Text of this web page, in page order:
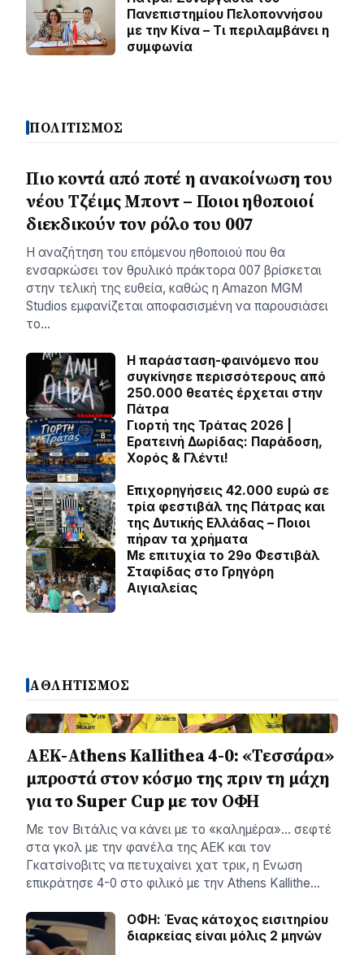
Πανεπιστημίου Πελοποννήσου
με την Κίνα – Τι περιλαμβάνει η
συμφωνία
ΠΟΛΙΤΙΣΜΟΣ
Πιο κοντά από ποτέ η ανακοίνωση του
νέου Τζέιμς Μποντ – Ποιοι ηθοποιοί
διεκδικούν τον ρόλο του 007
Η αναζήτηση του επόμενου ηθοποιού που θα
ενσαρκώσει τον θρυλικό πράκτορα 007 βρίσκεται
στην τελική της ευθεία, καθώς η Amazon MGM
Studios εμφανίζεται αποφασισμένη να παρουσιάσει
το…
Η παράσταση-φαινόμενο που
συγκίνησε περισσότερους από
250.000 θεατές έρχεται στην
Πάτρα
Γιορτή της Τράτας 2026 |
Ερατεινή Δωρίδας: Παράδοση,
Χορός & Γλέντι!
Επιχορηγήσεις 42.000 ευρώ σε
τρία φεστιβάλ της Πάτρας και
της Δυτικής Ελλάδας – Ποιοι
πήραν τα χρήματα
Με επιτυχία το 29ο Φεστιβάλ
Σταφίδας στο Γρηγόρη
Aιγιαλείας
ΑΘΛΗΤΙΣΜΟΣ
ΑΕΚ-Athens Kallithea 4-0: «Τεσσάρα»
μπροστά στον κόσμο της πριν τη μάχη
για το Super Cup με τον ΟΦΗ
Με τον Βιτάλις να κάνει με το «καλημέρα»… σεφτέ
στα γκολ με την φανέλα της ΑΕΚ και τον
Γκατσίνοβιτς να πετυχαίνει χατ τρικ, η Ενωση
επικράτησε 4-0 στο φιλικό με την Athens Kallithe…
ΟΦΗ: Ένας κάτοχος εισιτηρίου
διαρκείας είναι μόλις 2 μηνών